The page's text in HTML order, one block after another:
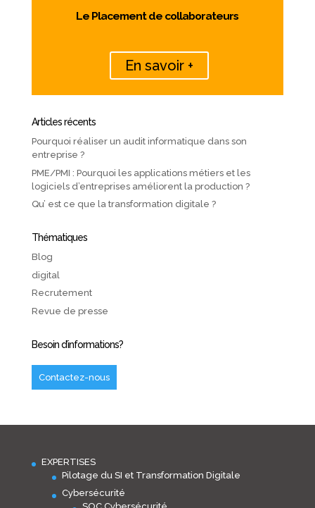
Le Placement de collaborateurs
En savoir +
Articles récents
Pourquoi réaliser un audit informatique dans son
entreprise ?
PME/PMI : Pourquoi les applications métiers et les
logiciels d’entreprises améliorent la production ?
Qu’ est ce que la transformation digitale ?
Thématiques
Blog
digital
Recrutement
Revue de presse
Besoin d’informations?
Contactez-nous
EXPERTISES
Pilotage du SI et Transformation Digitale
Cybersécurité